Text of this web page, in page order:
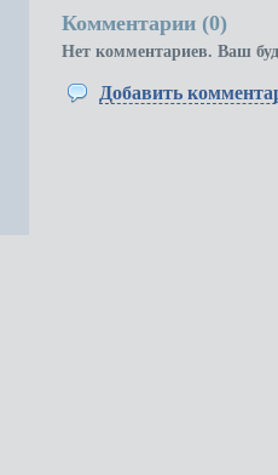
Комментарии (0)
Нет комментариев. Ваш
Добавить